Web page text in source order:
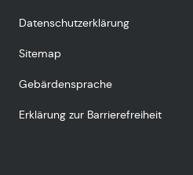
Datenschutzerklärung
Sitemap
Gebärdensprache
Erklärung zur Barrierefreiheit